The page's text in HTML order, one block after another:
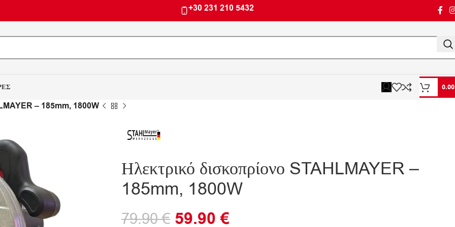
+30 231 210 5432
– 185mm, 1800W
Ηλεκτρικό δισκοπρίονο STAHLMAYER –
185mm, 1800W
79.90€ 59.90€